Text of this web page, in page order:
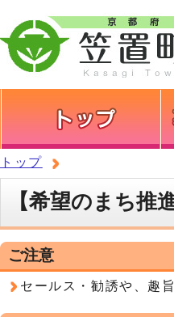
トップ
【希望のまち推
ご注意
セールス・勧誘や、趣